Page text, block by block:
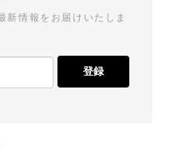
新情報をお届けいたしま
登録